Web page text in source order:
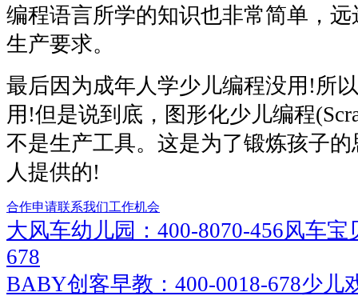
编程语言所学的知识也非常简单，
生产要求。
最后因为成年人学少儿编程没用!所
用!但是说到底，图形化少儿编程
不是生产工具。这是为了锻炼孩子
人提供的!
合作申请联系我们工作机会
大风车幼儿园：400-8070-456风车宝
678
BABY创客早教：400-0018-678少儿